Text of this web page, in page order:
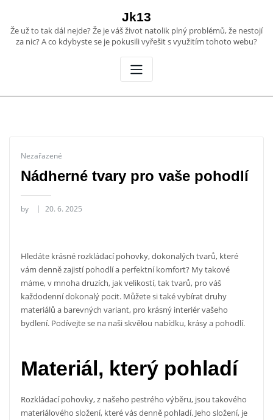
content
Jk13
Že už to tak dál nejde? Že je váš život natolik plný problémů, že nestojí
za nic? A co kdybyste se je pokusili vyřešit s využitím tohoto webu?
Nezařazené
Nádherné tvary pro vaše pohodlí
by 20. 6. 2025
Hledáte krásné rozkládací pohovky, dokonalých tvarů, které
vám denně zajistí pohodlí a perfektní komfort? My takové
máme, v mnoha druzích, jak velikostí, tak tvarů, pro váš
každodenní dokonalý pocit. Můžete si také vybírat druhy
materiálů a barevných variant, pro krásný interiér vašeho
bydlení. Podívejte se na naši skvělou nabídku, krásy a pohodlí.
Materiál, který pohladí
Rozkládací pohovky, z našeho pestrého výběru, jsou takového
materiálového složení, které vás denně pohladí. Jeho složení, je